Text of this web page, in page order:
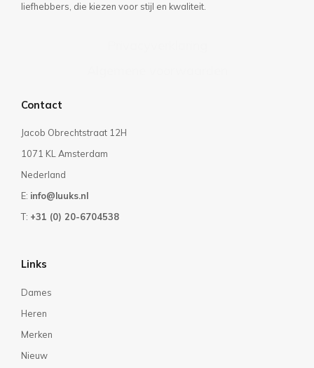
liefhebbers, die kiezen voor stijl en kwaliteit.
Contact
Jacob Obrechtstraat 12H
1071 KL Amsterdam
Nederland
E: info@luuks.nl
T: +31 (0) 20-6704538
Links
Dames
Heren
Merken
Nieuw